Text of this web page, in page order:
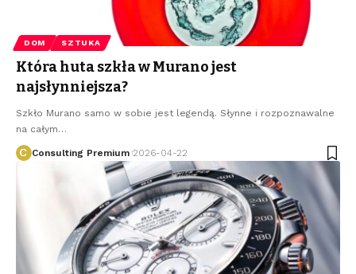
DOM SZTUKA
Która huta szkła w Murano jest
najsłynniejsza?
Szkło Murano samo w sobie jest legendą. Słynne i rozpoznawalne
na całym…
Consulting Premium 2026-04-22